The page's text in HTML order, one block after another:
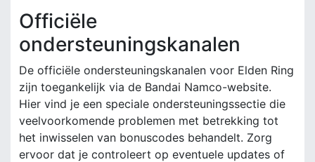
Officiële
ondersteuningskanalen
De officiële ondersteuningskanalen voor Elden Ring
zijn toegankelijk via de Bandai Namco-website.
Hier vind je een speciale ondersteuningssectie die
veelvoorkomende problemen met betrekking tot
het inwisselen van bonuscodes behandelt. Zorg
ervoor dat je controleert op eventuele updates of